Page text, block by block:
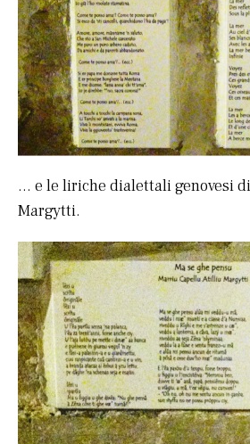
… e le liriche dialettali genovesi
Margytti.